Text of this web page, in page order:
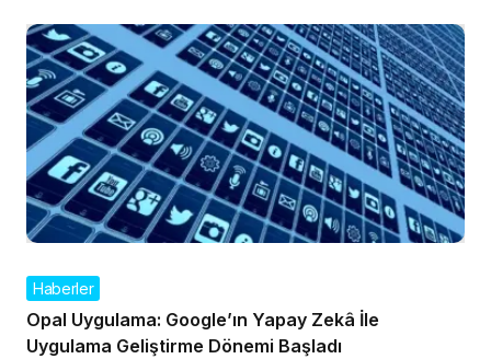
Haberler
Opal Uygulama: Google’ın Yapay Zekâ İle
Uygulama Geliştirme Dönemi Başladı